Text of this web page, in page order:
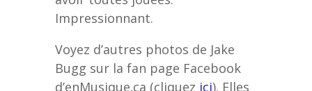
Impressionnant.
Voyez d’autres photos de Jake
Bugg sur la fan page Facebook
d’enMusique.ca (cliquez ici). Elles